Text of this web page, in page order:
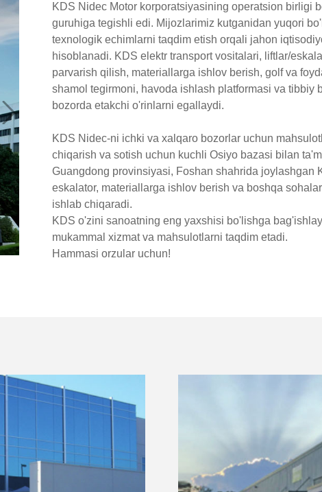
KDS Nidec Motor korporatsiyasining operatsion birligi
guruhiga tegishli edi. Mijozlarimiz kutganidan yuqori
texnologik echimlarni taqdim etish orqali jahon
hisoblanadi. KDS elektr transport vositalari, liftlar/
parvarish qilish, materiallarga ishlov berish, golf va
shamol tegirmoni, havoda ishlash platformasi va tibbiy
bozorda etakchi o'rinlarni egallaydi.
KDS Nidec-ni ichki va xalqaro bozorlar uchun
chiqarish va sotish uchun kuchli Osiyo bazasi bilan
Guangdong provinsiyasi, Foshan shahrida joylashgan
eskalator, materiallarga ishlov berish va boshqa
ishlab chiqaradi.
KDS o'zini sanoatning eng yaxshisi bo'lishga
mukammal xizmat va mahsulotlarni taqdim etadi.
Hammasi orzular uchun!